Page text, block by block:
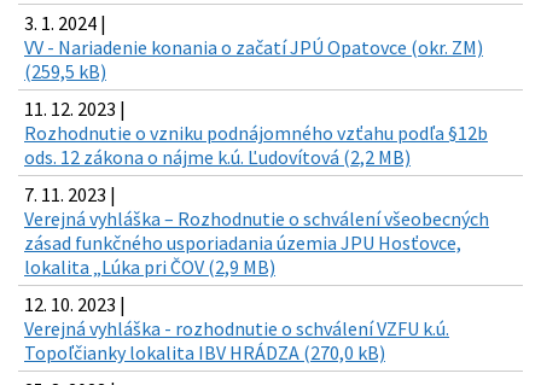
3. 1. 2024 |
VV - Nariadenie konania o začatí JPÚ Opatovce (okr. ZM)
(259,5 kB)
11. 12. 2023 |
Rozhodnutie o vzniku podnájomného vzťahu podľa §12b
ods. 12 zákona o nájme k.ú. Ľudovítová (2,2 MB)
7. 11. 2023 |
Verejná vyhláška – Rozhodnutie o schválení všeobecných
zásad funkčného usporiadania územia JPU Hosťovce,
lokalita „Lúka pri ČOV (2,9 MB)
12. 10. 2023 |
Verejná vyhláška - rozhodnutie o schválení VZFU k.ú.
Topoľčianky lokalita IBV HRÁDZA (270,0 kB)